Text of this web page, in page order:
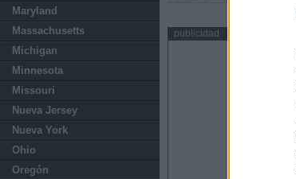
Maryland
Massachusetts
Michigan
Minnesota
Missouri
Nueva Jersey
Nueva York
Ohio
Oregón
publicidad